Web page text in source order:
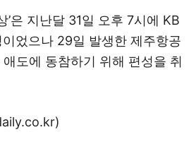
’은 지난달 31일 오후 7시에 KB
었으나 29일 발생한 제주항공
도에 동참하기 위해 편성을 취